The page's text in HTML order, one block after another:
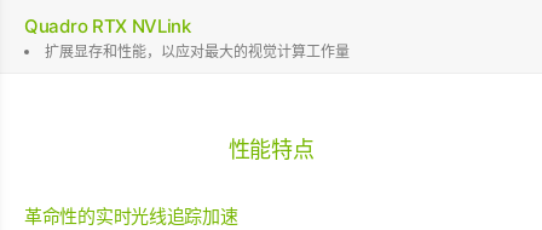
Quadro RTX NVLink
扩展显存和性能，以应对最大的视觉计算工作量
性能特点
革命性的实时光线追踪加速